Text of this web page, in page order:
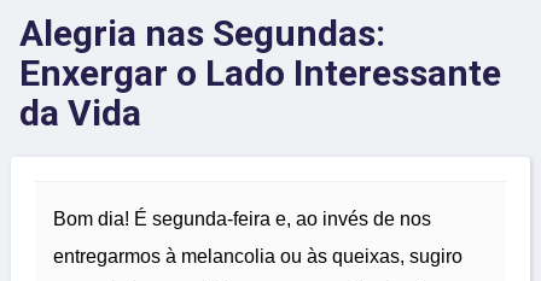
Alegria nas Segundas:
Enxergar o Lado Interessante
da Vida
Bom dia! É segunda-feira e, ao invés de nos
entregarmos à melancolia ou às queixas, sugiro